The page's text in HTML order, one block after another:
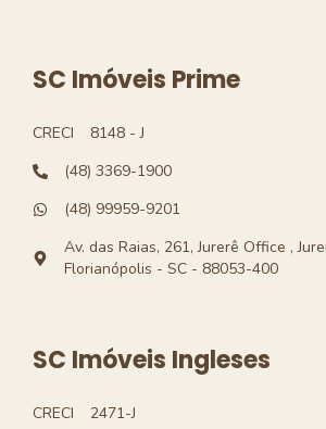
SC Imóveis Prime
CRECI
8148 - J
(48) 3369-1900
(48) 99959-9201
Av. das Raias, 261, Jurerê Office ,
Florianópolis - SC - 88053-400
SC Imóveis Ingleses
CRECI
2471-J